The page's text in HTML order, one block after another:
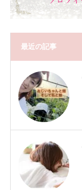
最近の記事